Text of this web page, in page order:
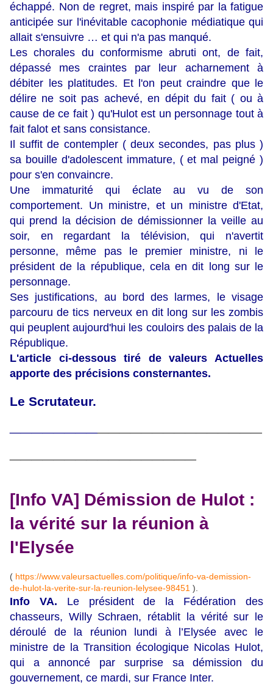
échappé. Non de regret, mais inspiré par la fatigue
anticipée sur l'inévitable cacophonie médiatique qui
allait s'ensuivre … et qui n'a pas manqué.
Les chorales du conformisme abruti ont, de fait,
dépassé mes craintes par leur acharnement à
débiter les platitudes. Et l'on peut craindre que le
délire ne soit pas achevé, en dépit du fait ( ou à
cause de ce fait ) qu'Hulot est un personnage tout à
fait falot et sans consistance.
Il suffit de contempler ( deux secondes, pas plus )
sa bouille d'adolescent immature, ( et mal peigné )
pour s'en convaincre.
Une immaturité qui éclate au vu de son
comportement. Un ministre, et un ministre d'Etat,
qui prend la décision de démissionner la veille au
soir, en regardant la télévision, qui n'avertit
personne, même pas le premier ministre, ni le
président de la république, cela en dit long sur le
personnage.
Ses justifications, au bord des larmes, le visage
parcouru de tics nerveux en dit long sur les zombis
qui peuplent aujourd'hui les couloirs des palais de la
République.
L'article ci-dessous tiré de valeurs Actuelles
apporte des précisions consternantes.
Le Scrutateur.
[Info VA] Démission de Hulot :
la vérité sur la réunion à
l'Elysée
( https://www.valeursactuelles.com/politique/info-va-demission-
de-hulot-la-verite-sur-la-reunion-lelysee-98451 ).
Info VA. Le président de la Fédération des
chasseurs, Willy Schraen, rétablit la vérité sur le
déroulé de la réunion lundi à l’Elysée avec le
ministre de la Transition écologique Nicolas Hulot,
qui a annoncé par surprise sa démission du
gouvernement, ce mardi, sur France Inter.